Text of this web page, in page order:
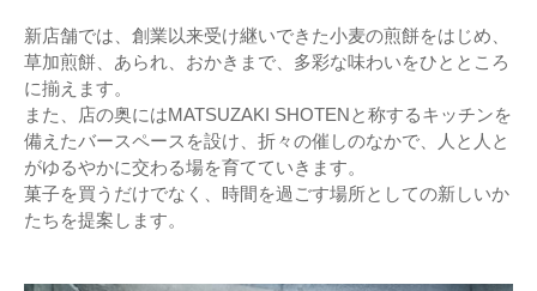
新店舗では、創業以来受け継いできた小麦の煎餅をはじめ、
草加煎餅、あられ、おかきまで、多彩な味わいをひとところ
に揃えます。
また、店の奥にはMATSUZAKI SHOTENと称するキッチンを
備えたバースペースを設け、折々の催しのなかで、人と人と
がゆるやかに交わる場を育てていきます。
菓子を買うだけでなく、時間を過ごす場所としての新しいか
たちを提案します。